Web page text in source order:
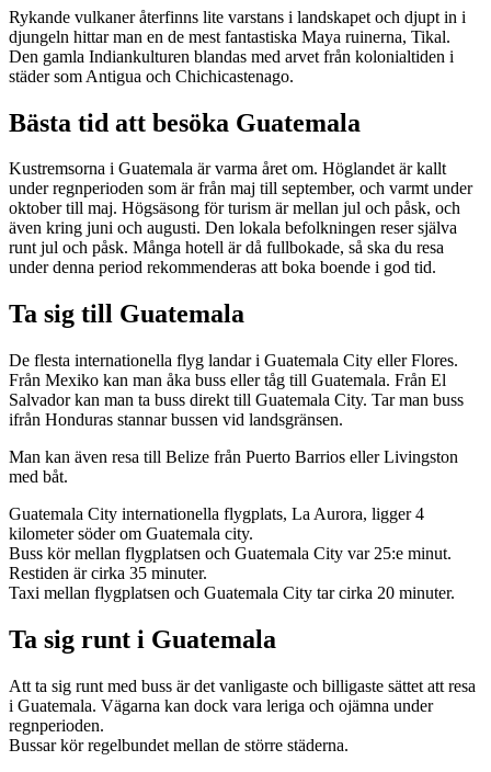
Rykande vulkaner återfinns lite varstans i landskapet och djupt in i
djungeln hittar man en de mest fantastiska Maya ruinerna, Tikal.
Den gamla Indiankulturen blandas med arvet från kolonialtiden i
städer som Antigua och Chichicastenago.
Bästa tid att besöka Guatemala
Kustremsorna i Guatemala är varma året om. Höglandet är kallt
under regnperioden som är från maj till september, och varmt under
oktober till maj. Högsäsong för turism är mellan jul och påsk, och
även kring juni och augusti. Den lokala befolkningen reser själva
runt jul och påsk. Många hotell är då fullbokade, så ska du resa
under denna period rekommenderas att boka boende i god tid.
Ta sig till Guatemala
De flesta internationella flyg landar i Guatemala City eller Flores.
Från Mexiko kan man åka buss eller tåg till Guatemala. Från El
Salvador kan man ta buss direkt till Guatemala City. Tar man buss
ifrån Honduras stannar bussen vid landsgränsen.
Man kan även resa till Belize från Puerto Barrios eller Livingston
med båt.
Guatemala City internationella flygplats, La Aurora, ligger 4
kilometer söder om Guatemala city.
Buss kör mellan flygplatsen och Guatemala City var 25:e minut.
Restiden är cirka 35 minuter.
Taxi mellan flygplatsen och Guatemala City tar cirka 20 minuter.
Ta sig runt i Guatemala
Att ta sig runt med buss är det vanligaste och billigaste sättet att resa
i Guatemala. Vägarna kan dock vara leriga och ojämna under
regnperioden.
Bussar kör regelbundet mellan de större städerna.